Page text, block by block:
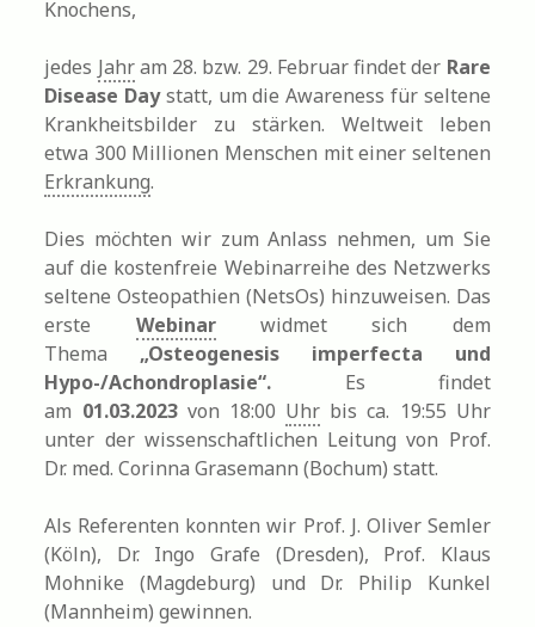
Knochens,
jedes Jahram 28. bzw. 29. Februar findet der Rare
Disease Daystatt, um die Awareness für seltene
Krankheitsbilder zu stärken. Weltweit leben
etwa 300 Millionen Menschen mit einer seltenen
Erkrankung.
Dies möchten wir zum Anlass nehmen, um Sie
auf die kostenfreie Webinarreihe des Netzwerks
seltene Osteopathien (NetsOs) hinzuweisen. Das
erste
Webinar
widmet sich dem
Thema
„Osteogenesis imperfecta und
Hypo-/Achondroplasie“.
Es findet
am 01.03.2023 von 18:00 Uhr bis ca. 19:55 Uhr
unter der wissenschaftlichen Leitung von Prof.
Dr. med. Corinna Grasemann (Bochum) statt.
Als Referenten konnten wir Prof. J. Oliver Semler
(Köln), Dr. Ingo Grafe (Dresden), Prof. Klaus
Mohnike (Magdeburg) und Dr. Philip Kunkel
(Mannheim) gewinnen.